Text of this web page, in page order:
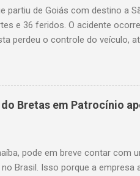
partiu de Goiás com destino a
e 36 feridos. O acidente
perdeu o controle do veículo,
estado grave. As autoridades
Bretas em Patrocínio
pode em breve contar com
Brasil. Isso porque a empresa